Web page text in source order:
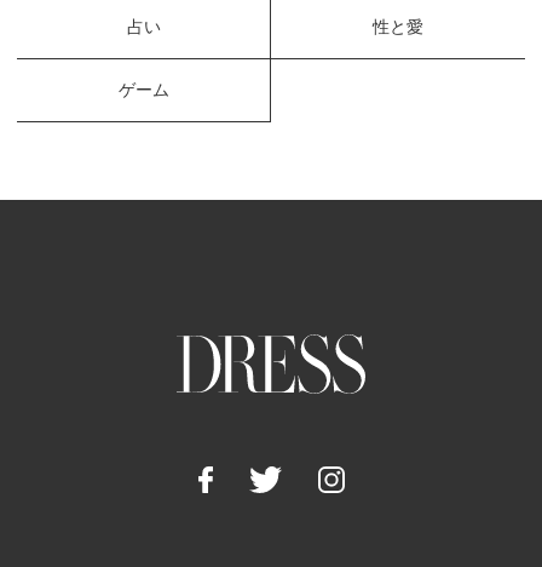
占い 性と愛
ゲーム